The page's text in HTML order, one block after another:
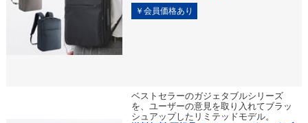
ベストセラーのガジェタブルシリーズ
を、ユーザーの意見を取り入れてブラッ
シュアップしたリミテッドモデル。